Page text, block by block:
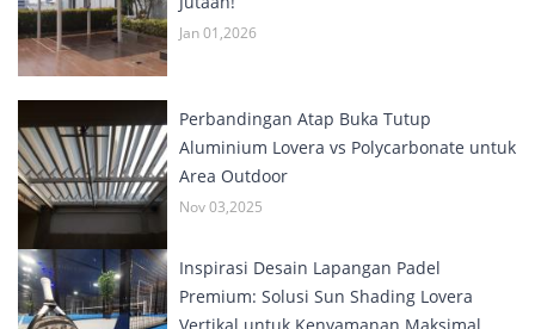
Jan 01,2026
Perbandingan Atap Buka Tutup
Aluminium Lovera vs Polycarbonate untuk
Area Outdoor
Nov 03,2025
Inspirasi Desain Lapangan Padel
Premium: Solusi Sun Shading Lovera